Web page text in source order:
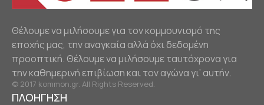
Θέλουμε να μιλήσουμε για τον κομμουνισμό της
εποχής μας, την αναγκαία αλλά όχι δεδομένη
προοπτική. Θέλουμε να μιλήσουμε ταυτόχρονα για
την καθημερινή επιβίωση και τον αγώνα γι’ αυτήν.
© 2017 kommon.gr. All Rights Reserved.
ΠΛΟΗΓΗΣΗ